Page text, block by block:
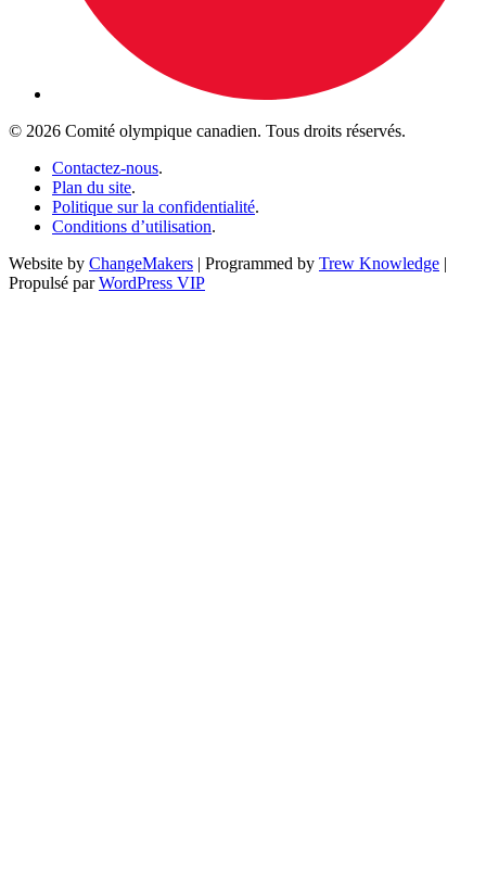
© 2026 Comité olympique canadien. Tous droits réservés.
Contactez-nous.
Plan du site.
Politique sur la confidentialité.
Conditions d’utilisation.
Website by ChangeMakers | Programmed by Trew Knowledge |
Propulsé parWordPress VIP